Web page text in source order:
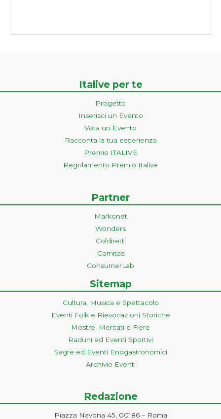
Italive per te
Progetto
Inserisci un Evento
Vota un Evento
Racconta la tua esperienza
Premio ITALIVE
Regolamento Premio Italive
Partner
Markonet
Wonders
Coldiretti
Comitas
ConsumerLab
Sitemap
Cultura, Musica e Spettacolo
Eventi Folk e Rievocazioni Storiche
Mostre, Mercati e Fiere
Raduni ed Eventi Sportivi
Sagre ed Eventi Enogastronomici
Archivio Eventi
Redazione
Piazza Navona 45, 00186 – Roma